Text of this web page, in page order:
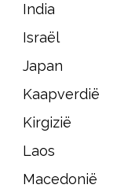
India
Israël
Japan
Kaapverdië
Kirgizië
Laos
Macedonië